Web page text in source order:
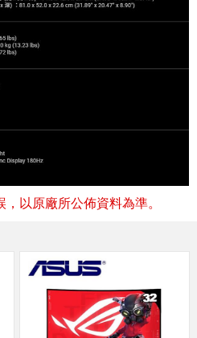
以原廠所公佈資料為準。